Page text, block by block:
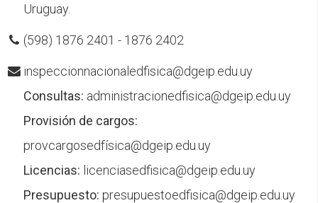
Inspecciones
ATD
CFP
Uruguay.
(598) 1876 2401 - 1876 2402
inspeccionnacionaledfisica@dgeip.edu.uy
Consultas: administracionedfisica@dgeip.edu.uy
Provisión de cargos:
provcargosedfísica@dgeip.edu.uy
Licencias: licenciasedfisica@dgeip.edu.uy
Presupuesto: presupuestoedfisica@dgeip.edu.uy